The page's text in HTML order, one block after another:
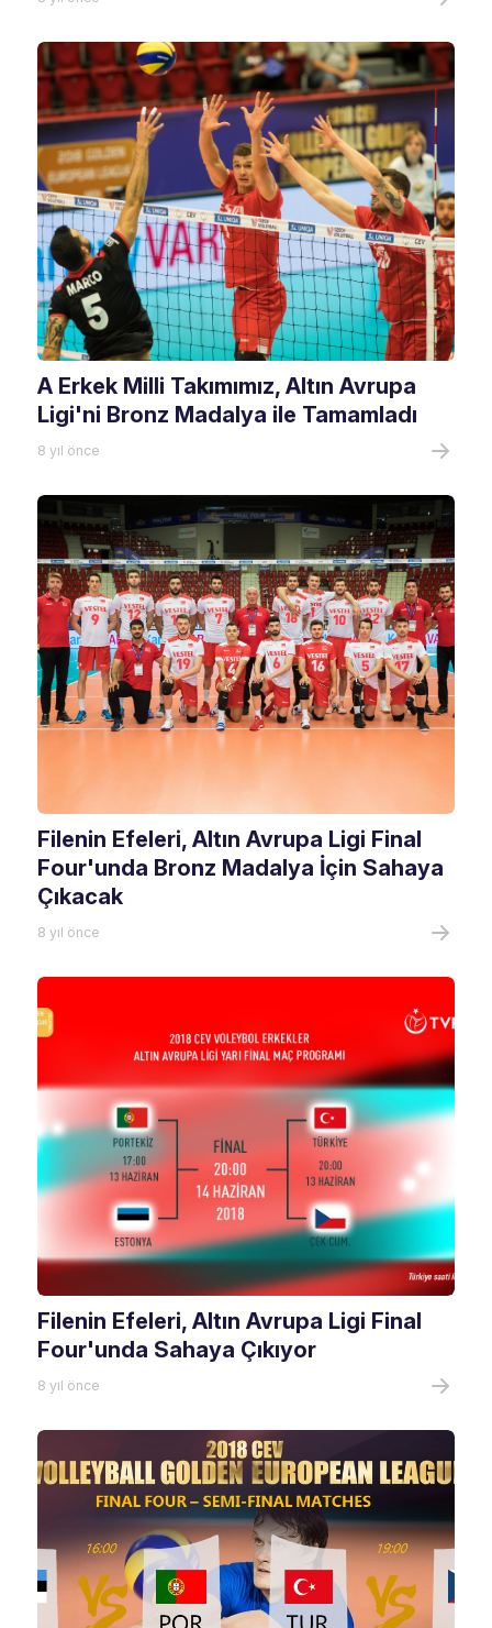
A Erkek Milli Takımımız, Altın Avrupa
Ligi'ni Bronz Madalya ile Tamamladı
8 yıl önce
Filenin Efeleri, Altın Avrupa Ligi Final
Four'unda Bronz Madalya İçin Sahaya
Çıkacak
8 yıl önce
Filenin Efeleri, Altın Avrupa Ligi Final
Four'unda Sahaya Çıkıyor
8 yıl önce